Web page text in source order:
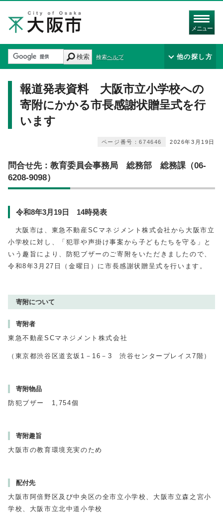
メニュー
検索 検索ヘルプ 他の探し方
報道発表資料 大阪市立小学校への
寄附にかかる市長感謝状贈呈式を行
います
2026年3月19日
ページ番号：674646
問合せ先：教育委員会事務局 総務部 総務課（06-
6208-9098）
令和8年3月19日 14時発表
大阪市は、東急不動産SCマネジメント株式会社から大阪市立
小学校に対し、「犯罪や声掛け事案から子どもたちを守る」と
いう趣旨により、防犯ブザーのご寄附をいただきましたので、
令和8年3月27日（金曜日）に市長感謝状贈呈式を行います。
寄附について
寄附者
東急不動産SCマネジメント株式会社
（東京都渋谷区道玄坂1－16－3 渋谷センタープレイス7階）
寄附物品
防犯ブザー 1,754個
寄附趣旨
大阪市の教育環境充実のため
配付先
大阪市阿倍野区及び中央区の全市立小学校、大阪市立森之宮小
学校、大阪市立北中道小学校